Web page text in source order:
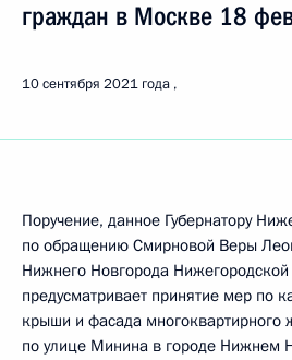
граждан в Москве 18
10 сентября 2021 года
Поручение, данное Губернатору
по обращению Смирновой Веры
Нижнего Новгорода Нижегородской
предусматривает принятие мер по
крыши и фасада
по улице Минина в городе Нижнем